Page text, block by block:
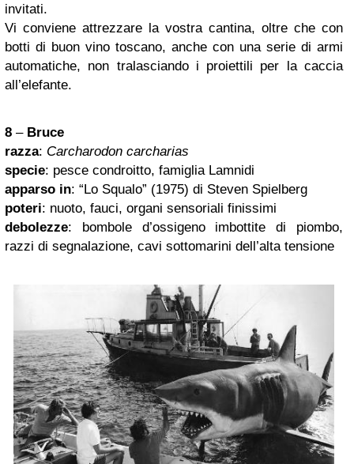
invitati.
Vi conviene attrezzare la vostra cantina, oltre che con
botti di buon vino toscano, anche con una serie di armi
automatiche, non tralasciando i proiettili per la caccia
all’elefante.
8 – Bruce
razza: Carcharodon carcharias
specie: pesce condroitto, famiglia Lamnidi
apparso in: “Lo Squalo” (1975) di Steven Spielberg
poteri: nuoto, fauci, organi sensoriali finissimi
debolezze: bombole d’ossigeno imbottite di piombo,
razzi di segnalazione, cavi sottomarini dell’alta tensione